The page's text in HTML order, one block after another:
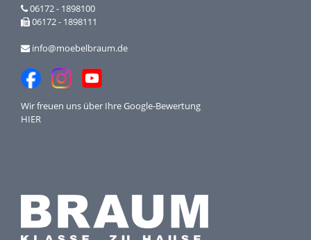
06172 - 1898100
06172 - 1898111
info@moebelbraum.de
Wir freuen uns über IhreGoogle-Bewertung
HIER